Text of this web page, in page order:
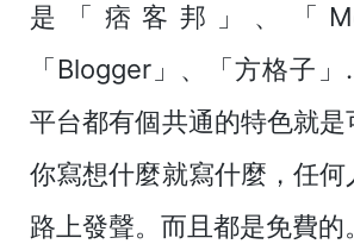
是「痞客邦」、「
「Blogger」、「方格子
平台都有個共通的特色就是
你寫想什麼就寫什麼，任
路上發聲。而且都是免費的。